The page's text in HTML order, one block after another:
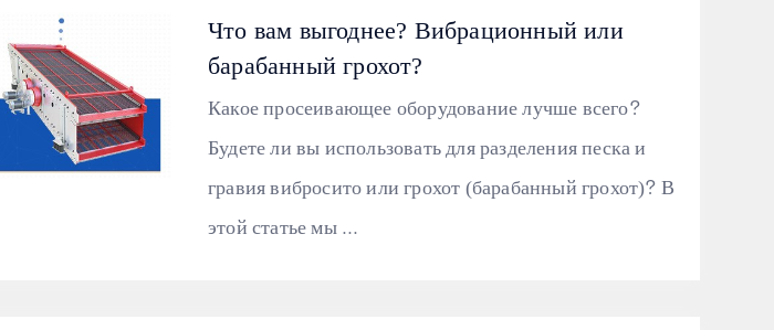
Что вам выгоднее? Вибрационный или
барабанный грохот?
Какое просеивающее оборудование лучше всего?
Будете ли вы использовать для разделения песка и
гравия вибросито или грохот (барабанный грохот)? В
этой статье мы ...